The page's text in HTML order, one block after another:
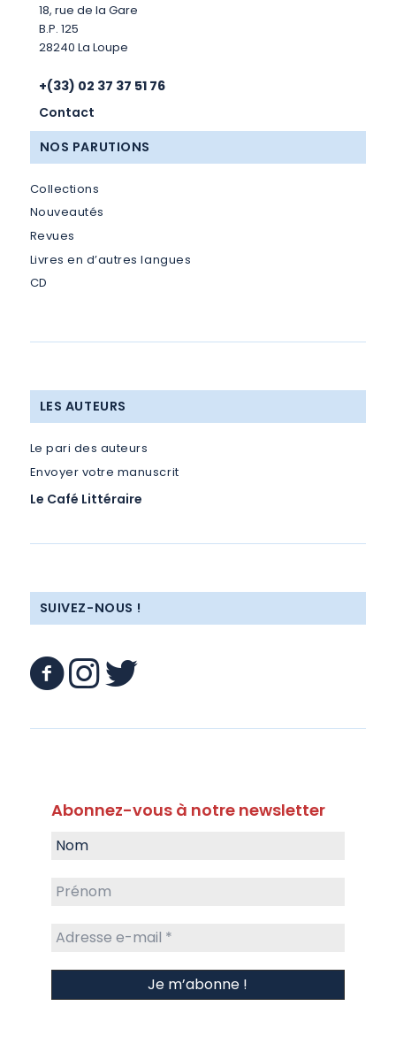
18, rue de la Gare
B.P. 125
28240 La Loupe
+(33) 02 37 37 51 76
Contact
NOS PARUTIONS
Collections
Nouveautés
Revues
Livres en d’autres langues
CD
LES AUTEURS
Le pari des auteurs
Envoyer votre manuscrit
Le Café Littéraire
SUIVEZ-NOUS !
Abonnez-vous à notre newsletter